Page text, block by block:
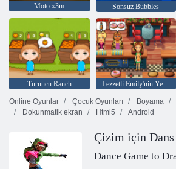
Moto x3m Sonsuz Bubbles
Turuncu Ranch Lezzetli Emily'nin Yeni Bir Başlangıç
Online Oyunlar
Çocuk Oyunları Boyama
Dokunmatik ekran
Html5 Android
Çizim için Dans
Dance Game to